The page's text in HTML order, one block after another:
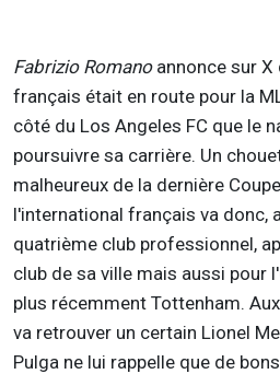
Fabrizio Romanoannonce sur X
français était en route pour la
côté du Los Angeles FC que le
poursuivre sa carrière. Un
malheureux de la dernière
l'international français va donc,
quatrième club professionnel,
club de sa ville mais aussi pour
plus récemment Tottenham.
va retrouver un certain Lionel
Pulga ne lui rappelle que de